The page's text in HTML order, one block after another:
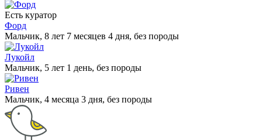
Есть куратор
Форд
Мальчик, 8 лет 7 месяцев 4 дня, без породы
Лукойл
Мальчик, 5 лет 1 день, без породы
Ривен
Мальчик, 4 месяца 3 дня, без породы